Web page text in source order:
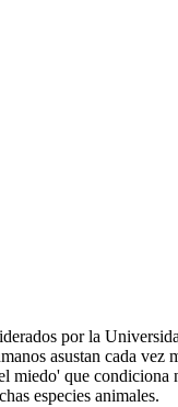
por la
asustan cada vez
miedo' que condiciona
especies animales.